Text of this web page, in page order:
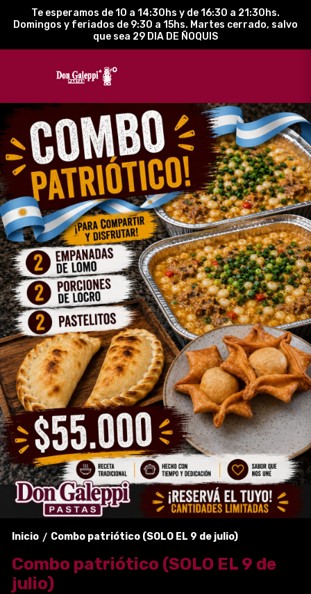
Te esperamos de 10 a 14:30hs y de 16:30 a 21:30hs.
Domingos y feriados de 9:30 a 15hs. Martes cerrado, salvo
que sea 29 DIA DE ÑOQUIS
Inicio / Combo patriótico (SOLO EL 9 de julio)
Combo patriótico (SOLO EL 9 de
julio)